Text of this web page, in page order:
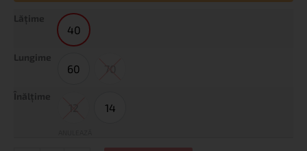
40
40
Lungime
60
60
14
14